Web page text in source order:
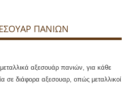
ΠΑΝΙΩΝ
αξεσουάρ πανιών, για κάθε
σε διάφορα αξεσουαρ, οπώς μεταλλικοί